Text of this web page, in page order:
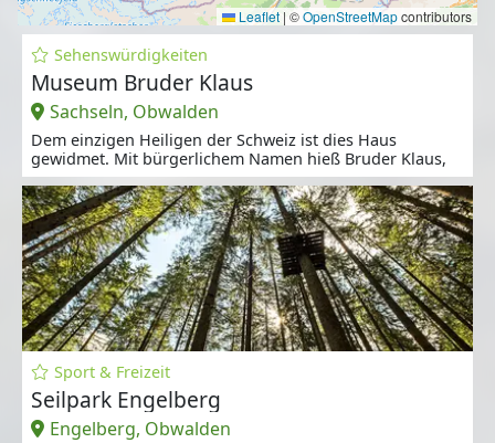
Leaflet | ©OpenStreetMapcontributors
Sehenswürdigkeiten
Museum Bruder Klaus
Sachseln, Obwalden
Dem einzigen Heiligen der Schweiz ist dies Haus
gewidmet. Mit bürgerlichem Namen hieß Bruder Klaus,
Sport & Freizeit
Seilpark Engelberg
Engelberg, Obwalden